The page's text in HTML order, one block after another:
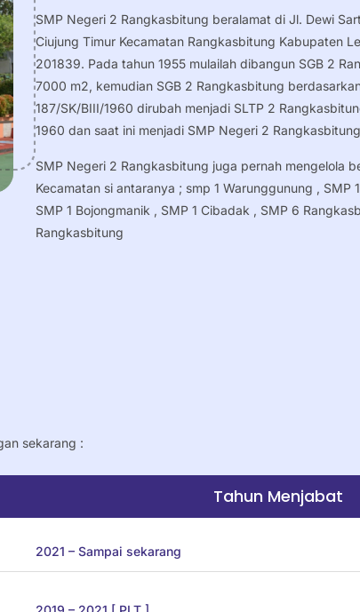
SMP Negeri 2 Rangkasbitung beralamat di Jl. Dewi
Ciujung Timur Kecamatan Rangkasbitung Kabupaten
201839. Pada tahun 1955 mulailah dibangun SGB 2
7000 m2, kemudian SGB 2 Rangkasbitung
187/SK/BIII/1960 dirubah menjadi SLTP 2
1960 dan saat ini menjadi SMP Negeri 2
SMP Negeri 2 Rangkasbitung juga pernah mengelola
Kecamatan si antaranya ; smp 1 Warunggunung , SMP
SMP 1 Bojongmanik , SMP 1 Cibadak , SMP 6
Rangkasbitung
sekarang :
Tahun Menjabat
2021 – Sampai sekarang